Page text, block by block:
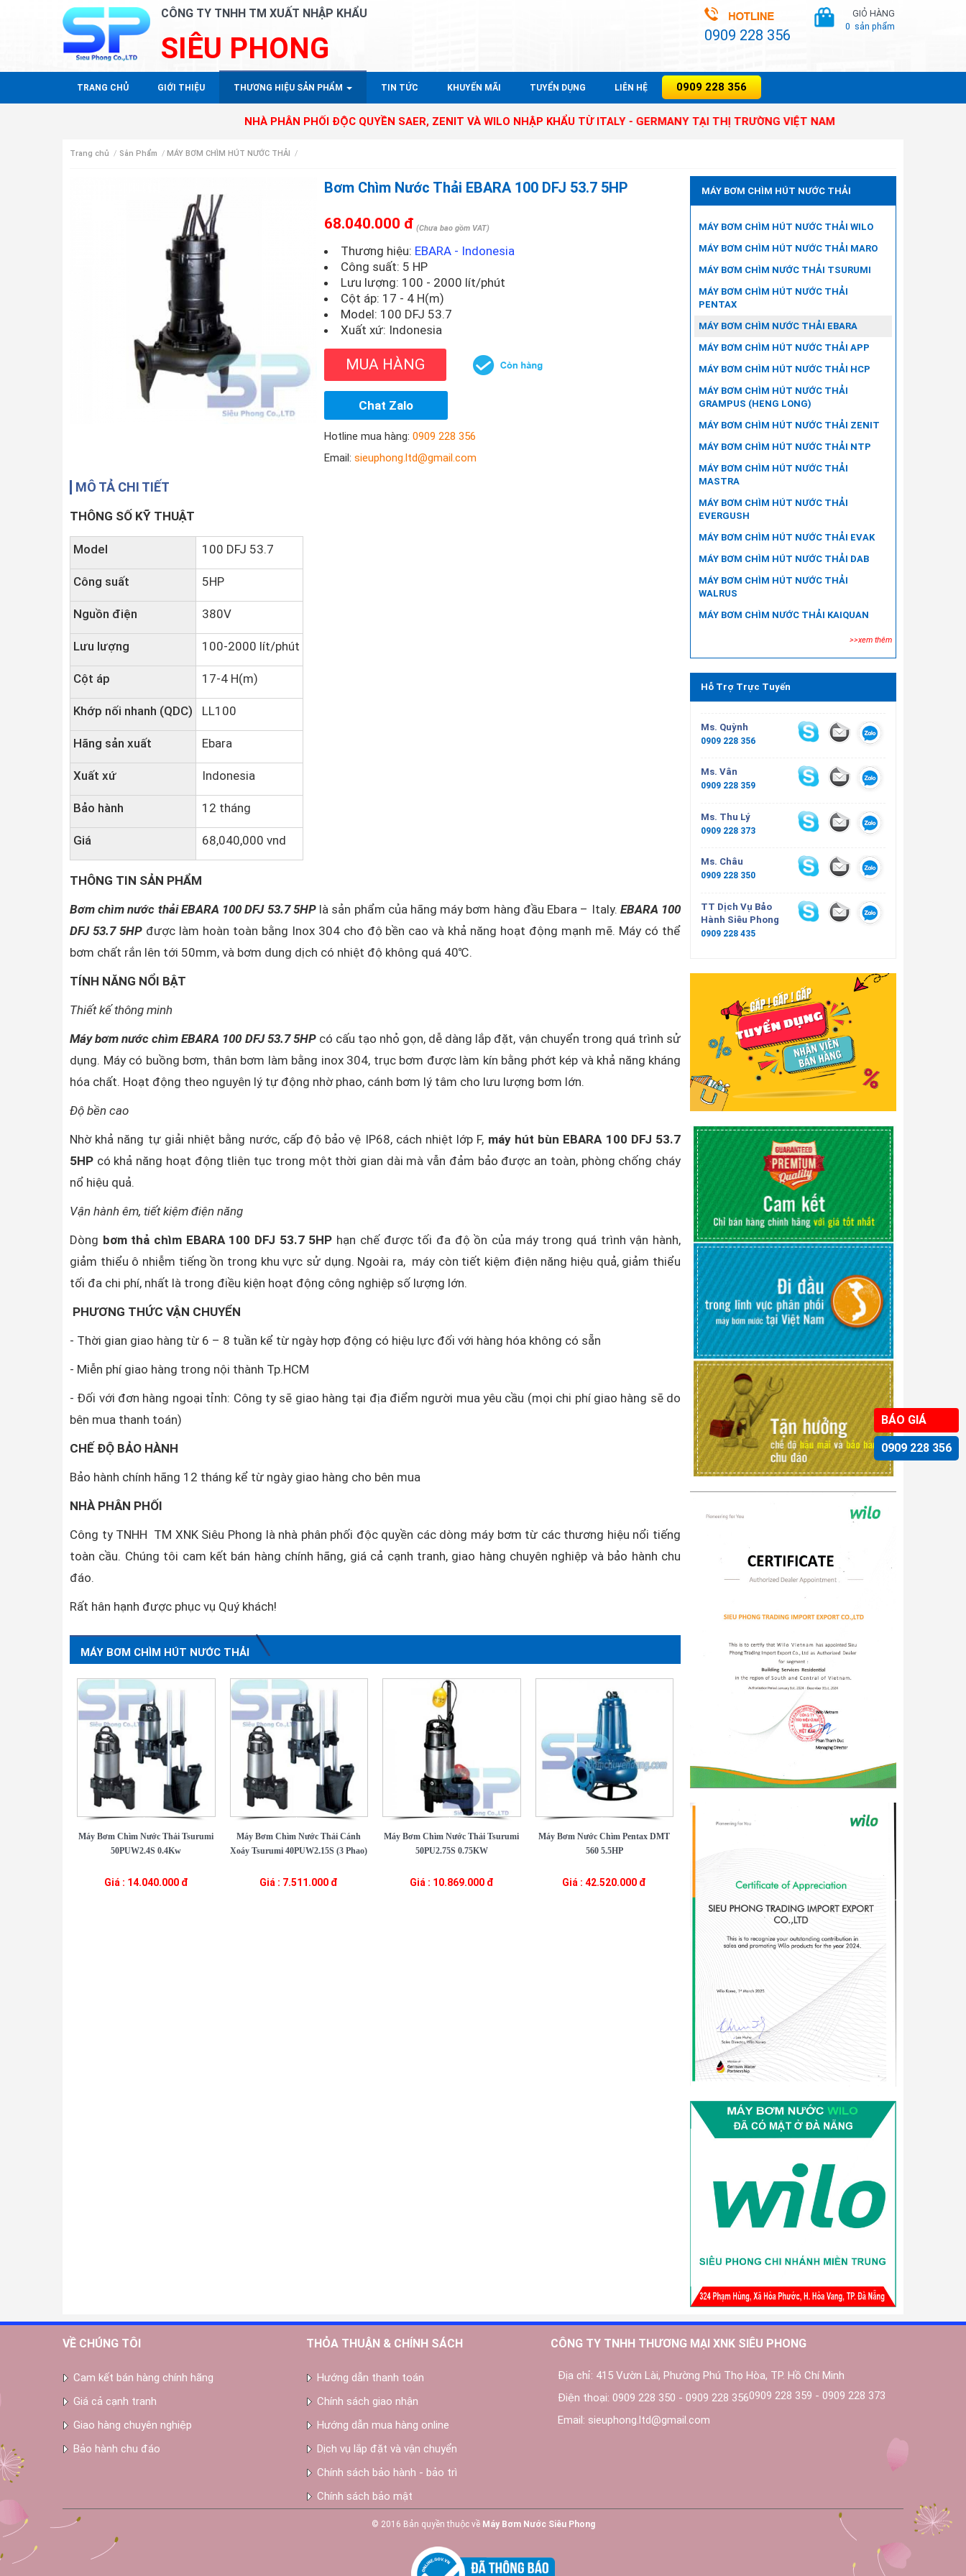
BÁO GIÁ
0909 228 356
CÔNG TY TNHH TM XUẤT NHẬP KHẨU
SIÊU PHONG 0909 228 356
GIỎ HÀNG
0 sản phẩm
TRANG CHỦ GIỚI THIỆU THƯƠNG HIỆU SẢN PHẨM TIN TỨC KHUYẾN MÃI TUYỂN DỤNG LIÊN HỆ 0909 228 356
NHÀ PHÂN PHỐI ĐỘC QUYỀN SAER, ZENIT VÀ WILO NHẬP KHẨU TỪ ITALY - GERMANY TẠI THỊ TRƯỜNG VIỆT NAM
Trang chủ / Sản Phẩm / MÁY BƠM CHÌM HÚT NƯỚC THẢI /
Bơm Chìm Nước Thải EBARA 100 DFJ 53.7 5HP
68.040.000 đ (Chưa bao gồm VAT)
Thương hiệu: EBARA - Indonesia
Công suất: 5 HP
Lưu lượng: 100 - 2000 lít/phút
Cột áp: 17 - 4 H(m)
Model: 100 DFJ 53.7
Xuất xứ: Indonesia
MUA HÀNG
Chat Zalo
Hotline mua hàng:0909 228 356
Email:sieuphong.ltd@gmail.com
MÔ TẢ CHI TIẾT
THÔNG SỐ KỸ THUẬT
Model 100 DFJ 53.7
Công suất 5HP
Nguồn điện 380V
Lưu lượng 100-2000 lít/phút
Cột áp 17-4 H(m)
Khớp nối nhanh (QDC) LL100
Hãng sản xuất Ebara
Xuất xứ Indonesia
Bảo hành 12 tháng
Giá 68,040,000 vnd
THÔNG TIN SẢN PHẨM
Bơm chìm nước thải EBARA 100 DFJ 53.7 5HPlà sản phẩm của hãng máy bơm hàng đầu Ebara – Italy. EBARA 100
DFJ 53.7 5HPđược làm hoàn toàn bằng Inox 304 cho độ bền cao và khả năng hoạt động mạnh mẽ. Máy có thể
bơm chất rắn lên tới 50mm, và bơm dung dịch có nhiệt độ không quá 40℃.
TÍNH NĂNG NỔI BẬT
Thiết kế thông minh
Máy bơm nước chìm EBARA 100 DFJ 53.7 5HPcó cấu tạo nhỏ gọn, dễ dàng lắp đặt, vận chuyển trong quá trình sử
dụng. Máy có buồng bơm, thân bơm làm bằng inox 304, trục bơm được làm kín bằng phớt kép và khả năng kháng
hóa chất. Hoạt động theo nguyên lý tự động nhờ phao, cánh bơm lý tâm cho lưu lượng bơm lớn.
Độ bền cao
Nhờ khả năng tự giải nhiệt bằng nước, cấp độ bảo vệ IP68, cách nhiệt lớp F, máy hút bùn EBARA 100 DFJ 53.7
5HP có khả năng hoạt động tliên tục trong một thời gian dài mà vẫn đảm bảo được an toàn, phòng chống cháy
nổ hiệu quả.
Vận hành êm, tiết kiệm điện năng
Dòng bơm thả chìm EBARA 100 DFJ 53.7 5HP hạn chế được tối đa độ ồn của máy trong quá trình vận hành,
giảm thiểu ô nhiễm tiếng ồn trong khu vực sử dụng. Ngoài ra, máy còn tiết kiệm điện năng hiệu quả, giảm thiểu
tối đa chi phí, nhất là trong điều kiện hoạt động công nghiệp số lượng lớn.
PHƯƠNG THỨC VẬN CHUYỂN
- Thời gian giao hàng từ 6 – 8 tuần kể từ ngày hợp động có hiệu lực đối với hàng hóa không có sẵn
- Miễn phí giao hàng trong nội thành Tp.HCM
- Đối với đơn hàng ngoại tỉnh: Công ty sẽ giao hàng tại địa điểm người mua yêu cầu (mọi chi phí giao hàng sẽ do
bên mua thanh toán)
CHẾ ĐỘ BẢO HÀNH
Bảo hành chính hãng 12 tháng kể từ ngày giao hàng cho bên mua
NHÀ PHÂN PHỐI
Công ty TNHH TM XNK Siêu Phong là nhà phân phối độc quyền các dòng máy bơm từ các thương hiệu nổi tiếng
toàn cầu. Chúng tôi cam kết bán hàng chính hãng, giá cả cạnh tranh, giao hàng chuyên nghiệp và bảo hành chu
đáo.
Rất hân hạnh được phục vụ Quý khách!
MÁY BƠM CHÌM HÚT NƯỚC THẢI
Máy Bơm Chìm Nước Thải Tsurumi
50PUW2.4S 0.4Kw
Giá : 14.040.000 đ
Máy Bơm Chìm Nước Thải Cánh
Xoáy Tsurumi 40PUW2.15S (3 Phao)
Giá : 7.511.000 đ
Máy Bơm Chìm Nước Thải Tsurumi
50PU2.75S 0.75KW
Giá : 10.869.000 đ
Máy Bơm Nước Chìm Pentax DMT
560 5.5HP
Giá : 42.520.000 đ
MÁY BƠM CHÌM HÚT NƯỚC THẢI
MÁY BƠM CHÌM HÚT NƯỚC THẢI WILO
MÁY BƠM CHÌM HÚT NƯỚC THẢI MARO
MÁY BƠM CHÌM NƯỚC THẢI TSURUMI
MÁY BƠM CHÌM HÚT NƯỚC THẢI
PENTAX
MÁY BƠM CHÌM NƯỚC THẢI EBARA
MÁY BƠM CHÌM HÚT NƯỚC THẢI APP
MÁY BƠM CHÌM HÚT NƯỚC THẢI HCP
MÁY BƠM CHÌM HÚT NƯỚC THẢI
GRAMPUS (HENG LONG)
MÁY BƠM CHÌM HÚT NƯỚC THẢI ZENIT
MÁY BƠM CHÌM HÚT NƯỚC THẢI NTP
MÁY BƠM CHÌM HÚT NƯỚC THẢI
MASTRA
MÁY BƠM CHÌM HÚT NƯỚC THẢI
EVERGUSH
MÁY BƠM CHÌM HÚT NƯỚC THẢI EVAK
MÁY BƠM CHÌM HÚT NƯỚC THẢI DAB
MÁY BƠM CHÌM HÚT NƯỚC THẢI
WALRUS
MÁY BƠM CHÌM NƯỚC THẢI KAIQUAN
>>xem thêm
Hỗ Trợ Trực Tuyến
Ms. Quỳnh
0909 228 356
Ms. Vân
0909 228 359
Ms. Thu Lý
0909 228 373
Ms. Châu
0909 228 350
TT Dịch Vụ Bảo
Hành Siêu Phong
0909 228 435
VỀ CHÚNG TÔI
Cam kết bán hàng chính hãng
Giá cả cạnh tranh
Giao hàng chuyên nghiệp
Bảo hành chu đáo
THỎA THUẬN & CHÍNH SÁCH
Hướng dẫn thanh toán
Chính sách giao nhận
Hướng dẫn mua hàng online
Dịch vụ lắp đặt và vận chuyển
Chính sách bảo hành - bảo trì
Chính sách bảo mật
CÔNG TY TNHH THƯƠNG MẠI XNK SIÊU PHONG
Địa chỉ: 415 Vườn Lài, Phường Phú Thọ Hòa, TP. Hồ Chí Minh
Điện thoại: 0909 228 350 - 0909 228 3560909 228 359 - 0909 228 373
Email: sieuphong.ltd@gmail.com
© 2016 Bản quyền thuộc về Máy Bơm Nước Siêu Phong